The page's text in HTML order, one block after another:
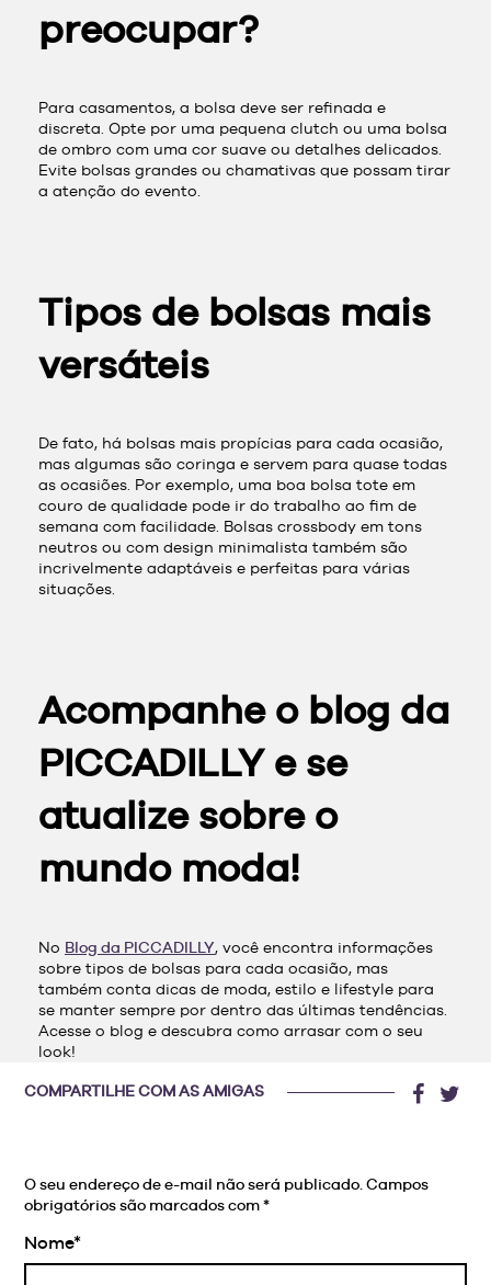
preocupar?
Para casamentos, a bolsa deve ser refinada e
discreta. Opte por uma pequena clutch ou uma bolsa
de ombro com uma cor suave ou detalhes delicados.
Evite bolsas grandes ou chamativas que possam tirar
a atenção do evento.
Tipos de bolsas mais
versáteis
De fato, há bolsas mais propícias para cada ocasião,
mas algumas são coringa e servem para quase todas
as ocasiões. Por exemplo, uma boa bolsa tote em
couro de qualidade pode ir do trabalho ao fim de
semana com facilidade. Bolsas crossbody em tons
neutros ou com design minimalista também são
incrivelmente adaptáveis e perfeitas para várias
situações.
Acompanhe o blog da
PICCADILLY e se
atualize sobre o
mundo moda!
No Blog da PICCADILLY, você encontra informações
sobre tipos de bolsas para cada ocasião, mas
também conta dicas de moda, estilo e lifestyle para
se manter sempre por dentro das últimas tendências.
Acesse o blog e descubra como arrasar com o seu
look!
COMPARTILHE COM AS AMIGAS
O seu endereço de e-mail não será publicado. Campos
obrigatórios são marcados com*
Nome*